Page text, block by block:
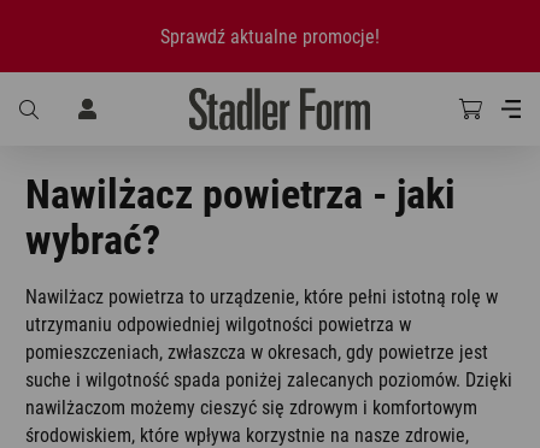
Sprawdź aktualne promocje!
Nawilżacz powietrza - jaki
wybrać?
Nawilżacz powietrza to urządzenie, które pełni istotną rolę w
utrzymaniu odpowiedniej wilgotności powietrza w
pomieszczeniach, zwłaszcza w okresach, gdy powietrze jest
suche i wilgotność spada poniżej zalecanych poziomów. Dzięki
nawilżaczom możemy cieszyć się zdrowym i komfortowym
środowiskiem, które wpływa korzystnie na nasze zdrowie,